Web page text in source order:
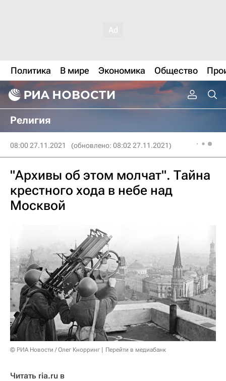
Политика В мире Экономика Общество
Религия
08:00 27.11.2021 (обновлено: 08:02 27.11.2021)
"Архивы об этом молчат". Тайна
крестного хода в небе над
Москвой
© РИА Новости / Олег Кнорринг Перейти в медиабанк
Читать ria.ru в